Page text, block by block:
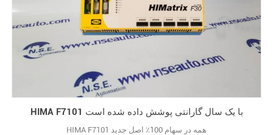
HIMA F7101 با یک سال گارانتی پوشش داده شده است
HIMA F7101 همه در سهام 100٪ اصل جدید